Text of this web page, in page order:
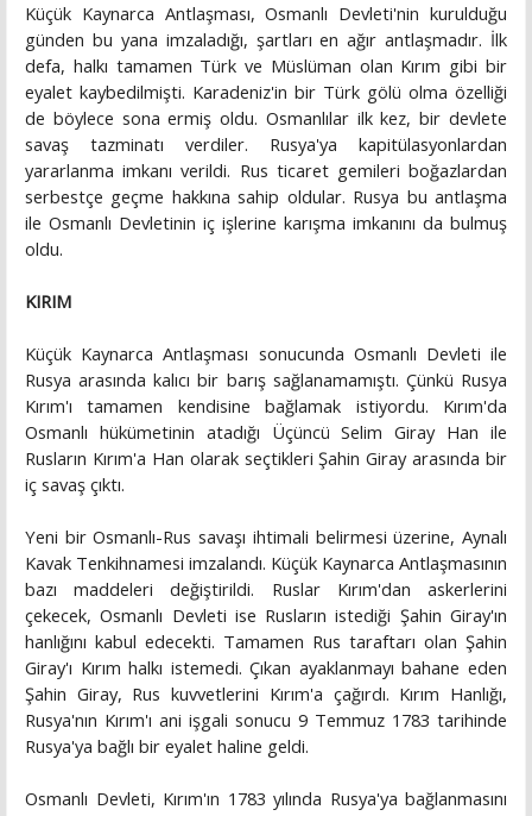
Küçük Kaynarca Antlaşması, Osmanlı Devleti'nin kurulduğu
günden bu yana imzaladığı, şartları en ağır antlaşmadır. İlk
defa, halkı tamamen Türk ve Müslüman olan Kırım gibi bir
eyalet kaybedilmişti. Karadeniz'in bir Türk gölü olma özelliği
de böylece sona ermiş oldu. Osmanlılar ilk kez, bir devlete
savaş tazminatı verdiler. Rusya'ya kapitülasyonlardan
yararlanma imkanı verildi. Rus ticaret gemileri boğazlardan
serbestçe geçme hakkına sahip oldular. Rusya bu antlaşma
ile Osmanlı Devletinin iç işlerine karışma imkanını da bulmuş
oldu.
KIRIM
Küçük Kaynarca Antlaşması sonucunda Osmanlı Devleti ile
Rusya arasında kalıcı bir barış sağlanamamıştı. Çünkü Rusya
Kırım'ı tamamen kendisine bağlamak istiyordu. Kırım'da
Osmanlı hükümetinin atadığı Üçüncü Selim Giray Han ile
Rusların Kırım'a Han olarak seçtikleri Şahin Giray arasında bir
iç savaş çıktı.
Yeni bir Osmanlı-Rus savaşı ihtimali belirmesi üzerine, Aynalı
Kavak Tenkihnamesi imzalandı. Küçük Kaynarca Antlaşmasının
bazı maddeleri değiştirildi. Ruslar Kırım'dan askerlerini
çekecek, Osmanlı Devleti ise Rusların istediği Şahin Giray'ın
hanlığını kabul edecekti. Tamamen Rus taraftarı olan Şahin
Giray'ı Kırım halkı istemedi. Çıkan ayaklanmayı bahane eden
Şahin Giray, Rus kuvvetlerini Kırım'a çağırdı. Kırım Hanlığı,
Rusya'nın Kırım'ı ani işgali sonucu 9 Temmuz 1783 tarihinde
Rusya'ya bağlı bir eyalet haline geldi.
Osmanlı Devleti, Kırım'ın 1783 yılında Rusya'ya bağlanmasını